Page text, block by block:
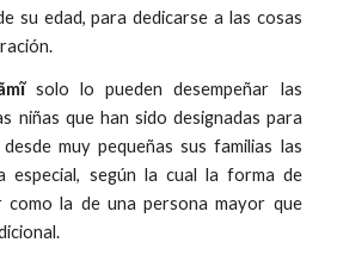
su edad, para dedicarse a las cosas
solo lo pueden desempeñar las
niñas que han sido designadas para
muy pequeñas sus familias las
especial, según la cual la forma de
como la de una persona mayor que